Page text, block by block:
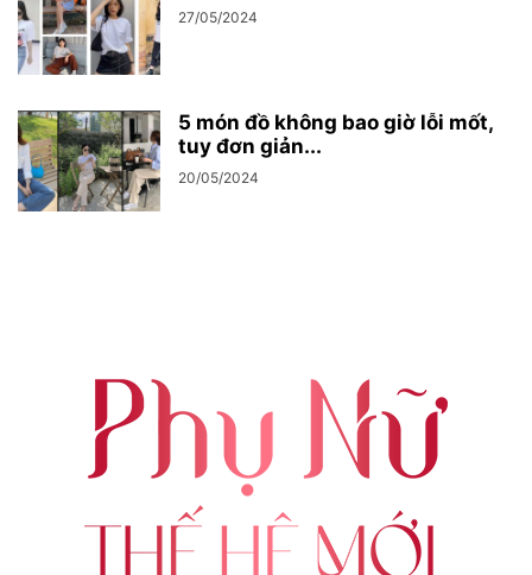
27/05/2024
5 món đồ không bao giờ lỗi mốt,
tuy đơn giản...
20/05/2024